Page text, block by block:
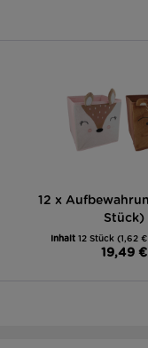
12 x
Stück)
Inhalt 12 Stück (1,62
19,49 €